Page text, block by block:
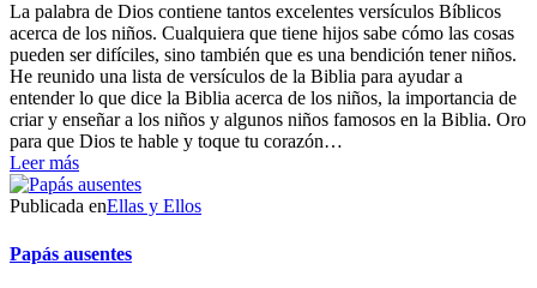
La palabra de Dios contiene tantos excelentes versículos Bíblicos
acerca de los niños. Cualquiera que tiene hijos sabe cómo las cosas
pueden ser difíciles, sino también que es una bendición tener niños.
He reunido una lista de versículos de la Biblia para ayudar a
entender lo que dice la Biblia acerca de los niños, la importancia de
criar y enseñar a los niños y algunos niños famosos en la Biblia. Oro
para que Dios te hable y toque tu corazón…
Leer más
Publicada enEllas y Ellos
Papás ausentes